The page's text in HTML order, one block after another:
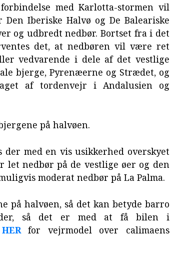
med Karlotta-stormen vil
Iberiske Halvø og De Baleariske
og udbredt nedbør. Bortset fra i det
det, at nedbøren vil være ret
vedvarende i dele af det vestlige
bjerge, Pyrenæerne og Strædet, og
af tordenvejr i Andalusien og
på halvøen.
der med en vis usikkerhed overskyet
let nedbør på de vestlige øer og den
moderat nedbør på La Palma.
på halvøen, så det kan betyde barro
så det er med at få bilen i
HERfor vejrmodel over calimaens